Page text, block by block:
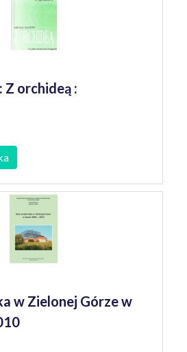
Z orchideą :
w Zielonej Górze w